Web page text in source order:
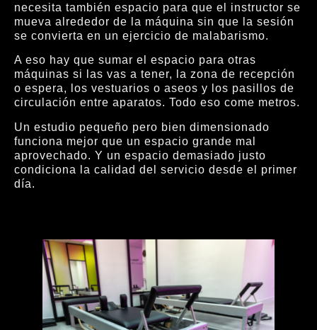
necesita también espacio para que el instructor se
mueva alrededor de la máquina sin que la sesión
se convierta en un ejercicio de malabarismo.
A eso hay que sumar el espacio para otras
máquinas si las vas a tener, la zona de recepción
o espera, los vestuarios o aseos y los pasillos de
circulación entre aparatos. Todo eso come metros.
Un estudio pequeño pero bien dimensionado
funciona mejor que un espacio grande mal
aprovechado. Y un espacio demasiado justo
condiciona la calidad del servicio desde el primer
día.